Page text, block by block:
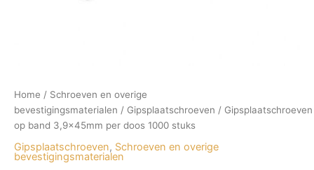
Home / Schroeven en overige
bevestigingsmaterialen / Gipsplaatschroeven / Gipsplaatschroeven
op band 3,9x45mm per doos 1000 stuks
Gipsplaatschroeven, Schroeven en overige
bevestigingsmaterialen